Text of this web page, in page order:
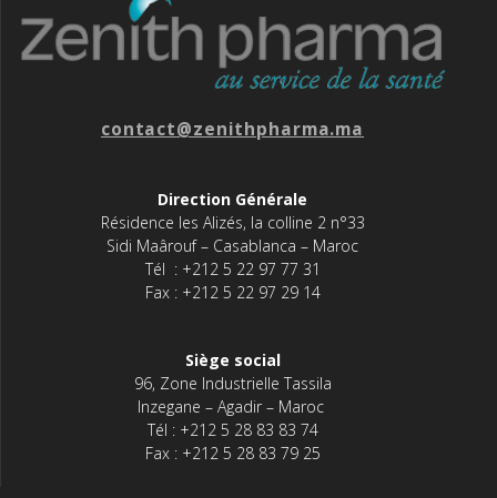
contact@zenithpharma.ma
Direction Générale
Résidence les Alizés, la colline 2 n°33
Sidi Maârouf – Casablanca – Maroc
Tél : +212 5 22 97 77 31
Fax : +212 5 22 97 29 14
Siège social
96, Zone Industrielle Tassila
Inzegane – Agadir – Maroc
Tél : +212 5 28 83 83 74
Fax : +212 5 28 83 79 25